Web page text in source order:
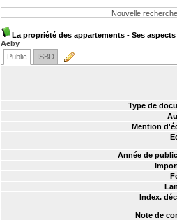
Nouvelle recherche
La propriété des appartements - Ses
Aeby
Public
ISBD
Type de
Mention
Année de
Index.
Note de